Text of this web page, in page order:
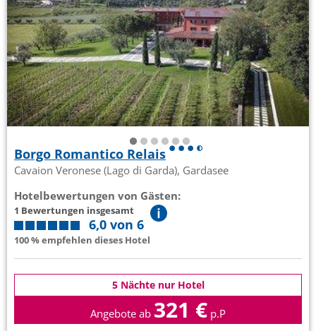
Borgo Romantico Relais
Cavaion Veronese (Lago di Garda), Gardasee
Hotelbewertungen von Gästen:
1 Bewertungen insgesamt
6,0 von 6
100 % empfehlen dieses Hotel
5 Nächte nur Hotel
Angebote ab 321 € p.P